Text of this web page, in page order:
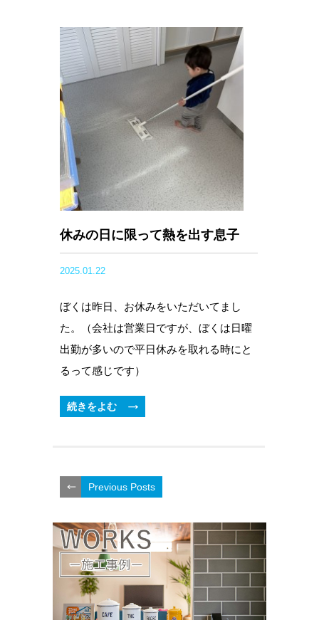
休みの日に限って熱を出す息子
2025.01.22
ぼくは昨日、お休みをいただいてまし
た。（会社は営業日ですが、ぼくは日曜
出勤が多いので平日休みを取れる時にと
るって感じです）
続きをよむ
Previous Posts